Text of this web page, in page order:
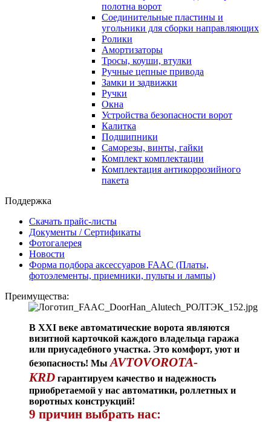
полотна ворот
Соединительные пластины и
угольники для сборки направляющих
Ролики
Амортизаторы
Тросы, коуши, втулки
Ручные цепные привода
Замки и задвижки
Ручки
Окна
Устройства безопасности ворот
Калитка
Подшипники
Саморезы, винты, гайки
Комплект комплектации
Комплектация антикоррозийного
пакета
Поддержка
Скачать прайс-листы
Документы / Сертификаты
Фотогалерея
Новости
Форма подбора аксессуаров FAAC (Платы,
фотоэлементы, приемники, пульты и лампы)
Преимущества:
В XXI веке автоматические ворота являются
визитной карточкой каждого владельца гаража
или приусадебного участка. Это комфорт, уют и
безопасность! Мы AVTOVOROTA-
KRD гарантируем качество и надежность
приобретаемой у нас автоматики, роллетных и
воротных конструкций!
9 причин выбрать нас: